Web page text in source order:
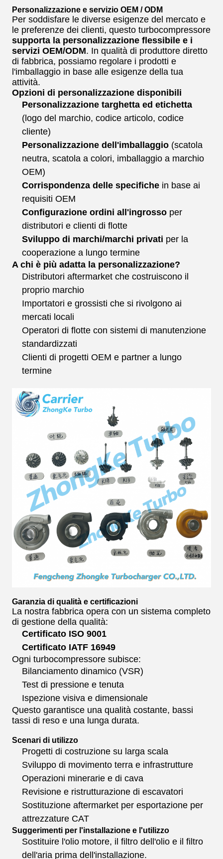
Personalizzazione e servizio OEM / ODM
Per soddisfare le diverse esigenze del mercato e
le preferenze dei clienti, questo turbocompressore
supporta la personalizzazione flessibile e i
servizi OEM/ODM. In qualità di produttore diretto
di fabbrica, possiamo regolare i prodotti e
l'imballaggio in base alle esigenze della tua
attività.
Opzioni di personalizzazione disponibili
Personalizzazione targhetta ed etichetta
(logo del marchio, codice articolo, codice
cliente)
Personalizzazione dell'imballaggio (scatola
neutra, scatola a colori, imballaggio a marchio
OEM)
Corrispondenza delle specifiche in base ai
requisiti OEM
Configurazione ordini all'ingrosso per
distributori e clienti di flotte
Sviluppo di marchi/marchi privati per la
cooperazione a lungo termine
A chi è più adatta la personalizzazione?
Distributori aftermarket che costruiscono il
proprio marchio
Importatori e grossisti che si rivolgono ai
mercati locali
Operatori di flotte con sistemi di manutenzione
standardizzati
Clienti di progetti OEM e partner a lungo
termine
Garanzia di qualità e certificazioni
La nostra fabbrica opera con un sistema completo
di gestione della qualità:
Certificato ISO 9001
Certificato IATF 16949
Ogni turbocompressore subisce:
Bilanciamento dinamico (VSR)
Test di pressione e tenuta
Ispezione visiva e dimensionale
Questo garantisce una qualità costante, bassi
tassi di reso e una lunga durata.
Scenari di utilizzo
Progetti di costruzione su larga scala
Sviluppo di movimento terra e infrastrutture
Operazioni minerarie e di cava
Revisione e ristrutturazione di escavatori
Sostituzione aftermarket per esportazione per
attrezzature CAT
Suggerimenti per l'installazione e l'utilizzo
Sostituire l'olio motore, il filtro dell'olio e il filtro
dell'aria prima dell'installazione.